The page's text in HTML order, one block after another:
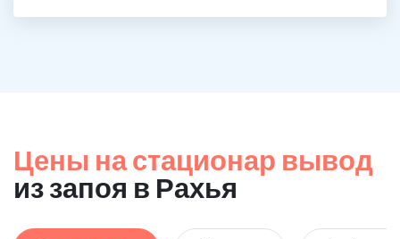
Цены на стационар вывод
из запоя в Рахья